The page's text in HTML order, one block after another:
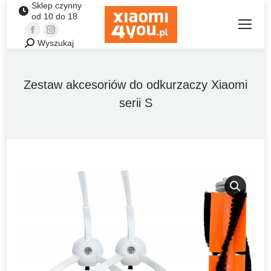
Sklep czynny
od 10 do 18
FacebookInstagram
Szukaj:Wyszukaj
Zestaw akcesoriów do odkurzaczy Xiaomi
serii S